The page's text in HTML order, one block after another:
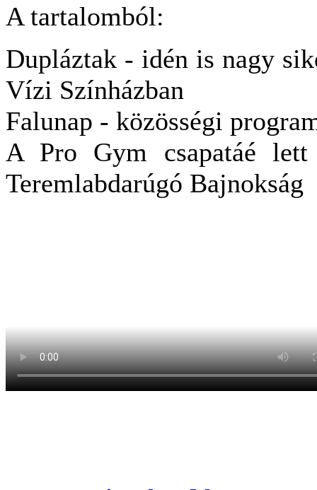
A tartalomból:
Dupláztak - idén is nagy
Vízi Színházban
Falunap - közösségi
A Pro Gym csapatáé
Teremlabdarúgó Bajnokság